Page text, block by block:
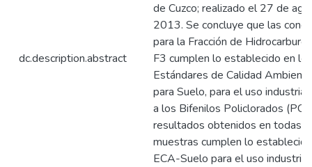
dc.description.abstract
de Cuzco; realizado el 27 de
2013. Se concluye que las
para la Fracción de
F3 cumplen lo establecido en los
Estándares de Calidad
para Suelo, para el uso
a los Bifenilos Policlorados
resultados obtenidos en todas
muestras cumplen lo
ECA-Suelo para el uso